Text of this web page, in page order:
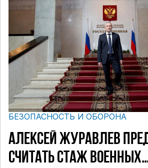
БЕЗОПАСНОСТЬ И ОБОРОНА
АЛЕКСЕЙ ЖУРАВЛЕВ
СЧИТАТЬ СТАЖ ВОЕННЫХ